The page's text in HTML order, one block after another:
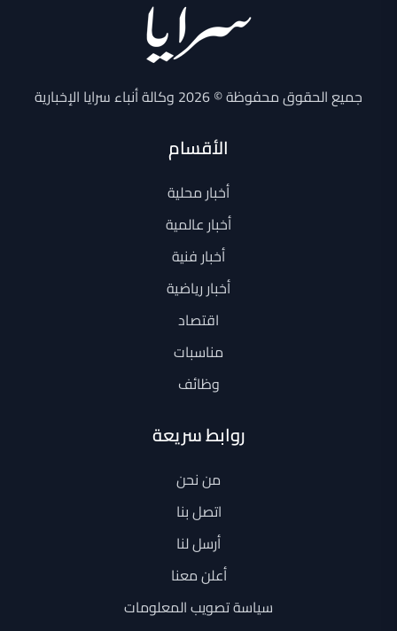
جميع الحقوق محفوظة © 2026 وكالة أنباء سرايا الإخبارية
الأقسام
أخبار محلية
أخبار عالمية
أخبار فنية
أخبار رياضية
اقتصاد
مناسبات
وظائف
روابط سريعة
من نحن
اتصل بنا
أرسل لنا
أعلن معنا
سياسة تصويب المعلومات